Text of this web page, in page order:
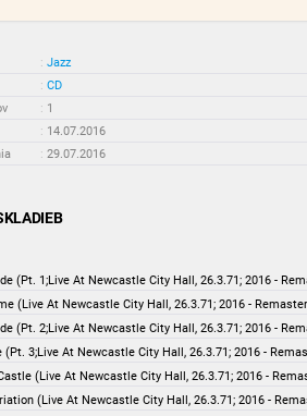
: Jazz
: CD
: 1
: 14.07.2016
: 29.07.2016
(Pt. 1;Live At Newcastle City Hall, 26.3.71; 2016 -
(Live At Newcastle City Hall, 26.3.71; 2016 -
(Pt. 2;Live At Newcastle City Hall, 26.3.71; 2016 -
(Pt. 3;Live At Newcastle City Hall, 26.3.71; 2016 -
(Live At Newcastle City Hall, 26.3.71; 2016 -
(Live At Newcastle City Hall, 26.3.71; 2016 -